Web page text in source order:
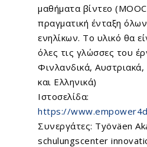
μαθήματα βίντεο
πραγματική ένταξη
ενηλίκων. Το υλικό θα
όλες τις γλώσσες του
Φινλανδικά, Αυστριακά,
και Ελληνικά)
Ιστοσελίδα:
https://
Συνεργάτες: Työväen
schulungscenter